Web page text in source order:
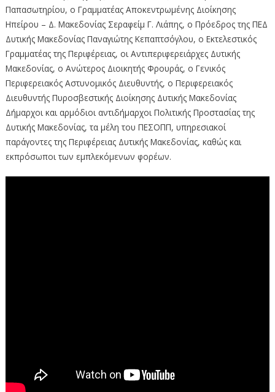
Παπασωτηρίου, ο Γραμματέας Αποκεντρωμένης Διοίκησης
Ηπείρου – Δ. Μακεδονίας Σεραφείμ Γ. Λιάπης, ο Πρόεδρος της ΠΕΔ
Δυτικής Μακεδονίας Παναγιώτης Κεπαπτσόγλου, ο Εκτελεστικός
Γραμματέας της Περιφέρειας, οι Αντιπεριφερειάρχες Δυτικής
Μακεδονίας, ο Ανώτερος Διοικητής Φρουράς, ο Γενικός
Περιφερειακός Αστυνομικός Διευθυντής, ο Περιφερειακός
Διευθυντής Πυροσβεστικής Διοίκησης Δυτικής Μακεδονίας
Δήμαρχοι και αρμόδιοι αντιδήμαρχοι Πολιτικής Προστασίας της
Δυτικής Μακεδονίας, τα μέλη του ΠΕΣΟΠΠ, υπηρεσιακοί
παράγοντες της Περιφέρειας Δυτικής Μακεδονίας, καθώς και
εκπρόσωποι των εμπλεκόμενων φορέων.